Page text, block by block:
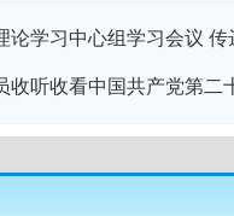
论学习中心组学习会议
收听收看中国共产党第二